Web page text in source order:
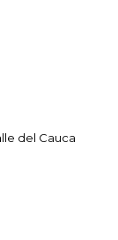
del Cauca